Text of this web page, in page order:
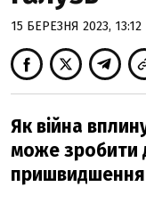
15 БЕРЕЗНЯ 2023, 13:12
Як війна
може зробити
пришвидшення